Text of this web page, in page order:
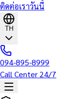
ติดต่อเราวันนี้
TH
094-895-8999
Call Center 24/7